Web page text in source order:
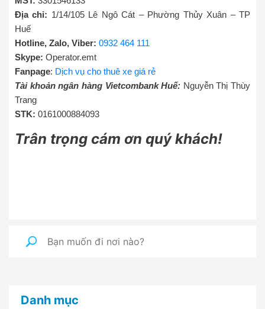
Địa chỉ: 1/14/105 Lê Ngô Cát – Phường Thủy Xuân – TP
Huế
Hotline, Zalo, Viber: 0932 464 111
Skype: Operator.emt
Fanpage: Dịch vụ cho thuê xe giá rẻ
Tài khoản ngân hàng Vietcombank Huế: Nguyễn Thị Thùy
Trang
STK: 0161000884093
Trân trọng cám ơn quý khách!
Danh mục